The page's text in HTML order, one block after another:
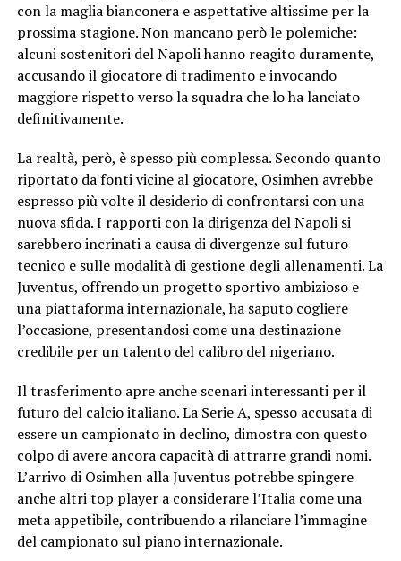
con la maglia bianconera e aspettative altissime per la
prossima stagione. Non mancano però le polemiche:
alcuni sostenitori del Napoli hanno reagito duramente,
accusando il giocatore di tradimento e invocando
maggiore rispetto verso la squadra che lo ha lanciato
definitivamente.
La realtà, però, è spesso più complessa. Secondo quanto
riportato da fonti vicine al giocatore, Osimhen avrebbe
espresso più volte il desiderio di confrontarsi con una
nuova sfida. I rapporti con la dirigenza del Napoli si
sarebbero incrinati a causa di divergenze sul futuro
tecnico e sulle modalità di gestione degli allenamenti. La
Juventus, offrendo un progetto sportivo ambizioso e
una piattaforma internazionale, ha saputo cogliere
l’occasione, presentandosi come una destinazione
credibile per un talento del calibro del nigeriano.
Il trasferimento apre anche scenari interessanti per il
futuro del calcio italiano. La Serie A, spesso accusata di
essere un campionato in declino, dimostra con questo
colpo di avere ancora capacità di attrarre grandi nomi.
L’arrivo di Osimhen alla Juventus potrebbe spingere
anche altri top player a considerare l’Italia come una
meta appetibile, contribuendo a rilanciare l’immagine
del campionato sul piano internazionale.